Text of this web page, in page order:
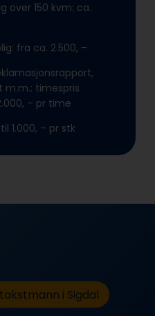
over 150 kvm: ca.
fra ca. 2.500, –
m.m.: timespris
– pr time
1.000, – pr stk
i Sigdal